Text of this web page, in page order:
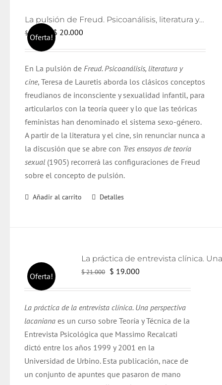
Oferta!
La pulsión de Freud. Psicoanálisis, literatura y cine
$21.000
El
precio
era:
$ 21.000.
$ 20.000
es:
$ 20.000.
En La pulsión de Freud. Psicoanálisis, literatura y
cine, Teresa de Lauretis aborda los clásicos conceptos
freudianos de inconsciente y sexualidad infantil, para
articularlos con la teoría queer y lo que las teóricas
feministas han denominado el sistema sexo-género.
A partir de la literatura y el cine, sin renunciar nunca a
la discusión que se abre con Tres ensayos de teoría
sexual (1905) recorrerá las configuraciones de Freud
sobre el concepto de pulsión.
Añadir al carrito Detalles
Oferta! $21.000 El
era:
$ 21.000.
$ 19.000
es:
$ 19.000.
La práctica de la entrevista clínica. Una perspectiva
lacaniana es un curso sobre Teoría y Técnica de la
Entrevista Psicológica que Massimo Recalcati
dictó entre los años 1999 y 2001 en la
Universidad de Urbino. Esta publicación, nace de
un conjunto de apuntes que pasaron de mano